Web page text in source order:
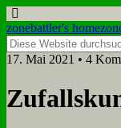
zonebattler's
17. Mai 2021 • 4